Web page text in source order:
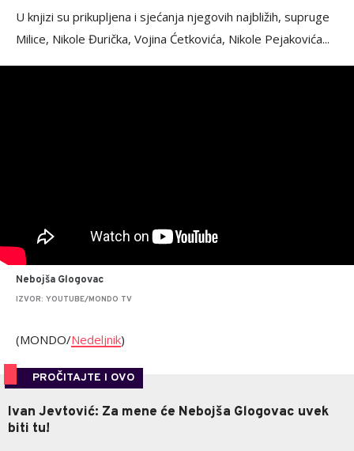
U knjizi su prikupljena i sjećanja njegovih najbližih, supruge
Milice, Nikole Đurička, Vojina Ćetkovića, Nikole Pejakovića...
Nebojša Glogovac
IZVOR: YOUTUBE/MONDO TV
(MONDO/Nedeljnik)
PROČITAJTE I OVO
Ivan Jevtović: Za mene će Nebojša Glogovac uvek
biti tu!